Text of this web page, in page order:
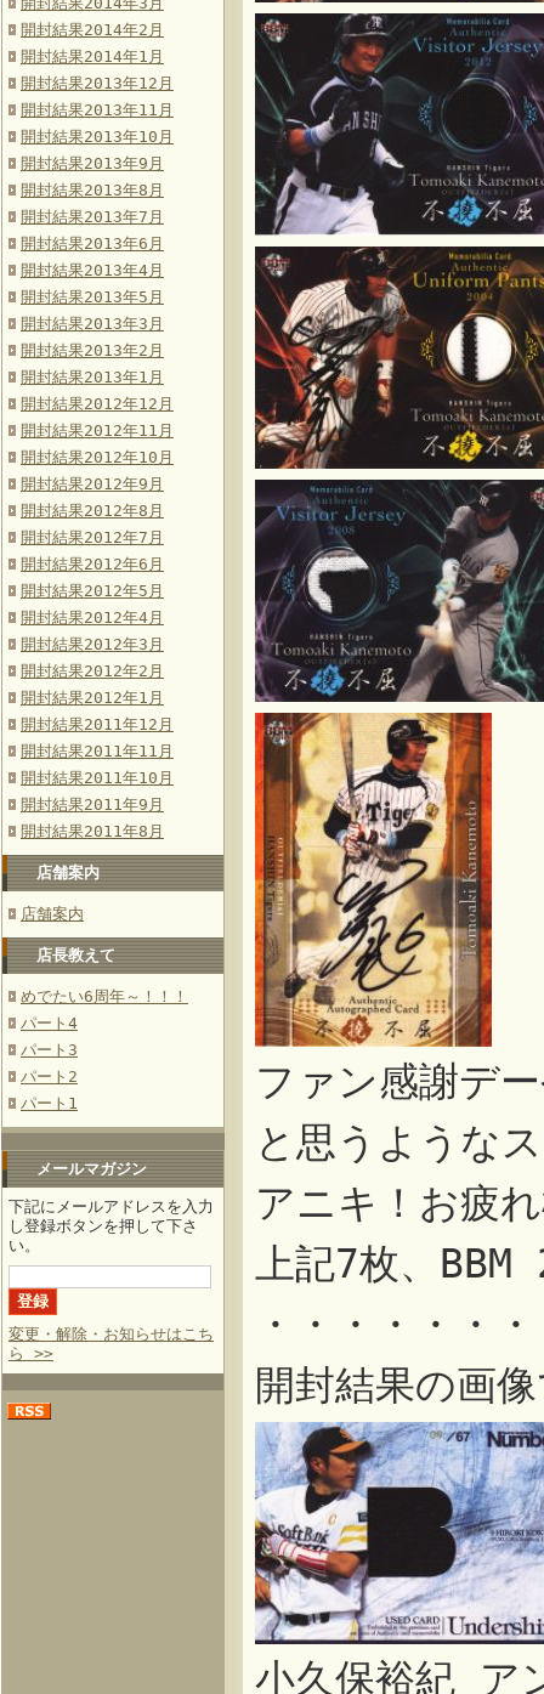
開封結果2014年2月
開封結果2014年1月
開封結果2013年12月
開封結果2013年11月
開封結果2013年10月
開封結果2013年9月
開封結果2013年8月
開封結果2013年7月
開封結果2013年6月
開封結果2013年4月
開封結果2013年5月
開封結果2013年3月
開封結果2013年2月
開封結果2013年1月
開封結果2012年12月
開封結果2012年11月
開封結果2012年10月
開封結果2012年9月
開封結果2012年8月
開封結果2012年7月
開封結果2012年6月
開封結果2012年5月
開封結果2012年4月
開封結果2012年3月
開封結果2012年2月
開封結果2012年1月
開封結果2011年12月
開封結果2011年11月
開封結果2011年10月
開封結果2011年9月
開封結果2011年8月
店舗案内
店舗案内
店長教えて
めでたい6周年～！！！
パート4
パート3
パート2
パート1
メールマガジン
下記にメールアドレスを入力
し登録ボタンを押して下さ
い。
変更・解除・お知らせはこち
ら >>
ファン感謝デ
と思うような
アニキ！お疲
上記7枚、
・・・・・・
開封結果の画
小久保裕紀 ア